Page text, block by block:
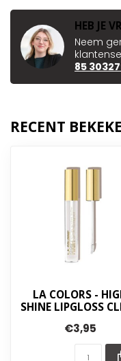
HEB JE
Neem
85
RECENT
LA COLORS -
SHINE LIPGLOSS
€3,95